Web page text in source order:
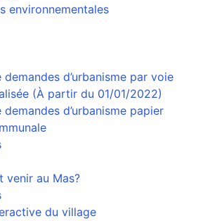
environnementales
d’urbanisme par voie
(À partir du 01/01/2022)
d’urbanisme papier
venir au Mas?
du village